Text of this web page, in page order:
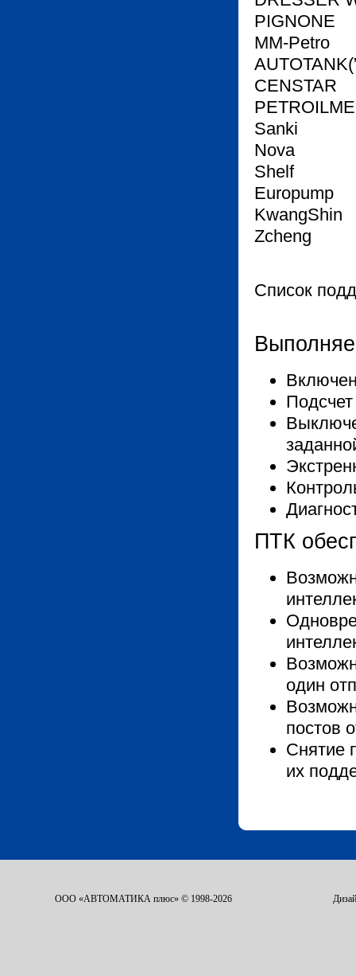
PIGNONE
ММ-Petro
CENSTAR
Sanki
Nova
Shelf
Europump
KwangShin
Zcheng
Список
ПТК
один
постов
Снятие
их
ООО «АВТОМАТИКА плюс» © 1998-2026